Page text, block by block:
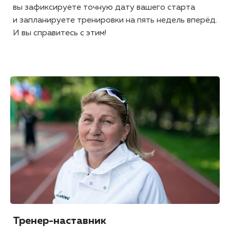
вы зафиксируете точную дату вашего старта
и запланируете тренировки на пять недель вперёд.
И вы справитесь с этим!
Тренер-наставник